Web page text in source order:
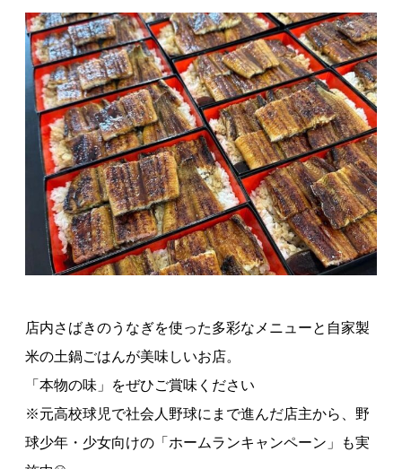
店内さばきのうなぎを使った多彩なメニューと自家製
米の土鍋ごはんが美味しいお店。
「本物の味」をぜひご賞味ください
※元高校球児で社会人野球にまで進んだ店主から、野
球少年・少女向けの「ホームランキャンペーン」も実